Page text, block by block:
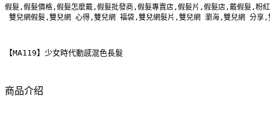
假髮,假髮價格,假髮怎麼戴,假髮批發商,假髮專賣店,假髮片,假髮店,戴假髮,粉
雙兒網假髮,雙兒網 心得,雙兒網 福袋,雙兒網髮片,雙兒網 瀏海,雙兒網 分享
【MA119】少女時代動感混色長髮
商品介绍